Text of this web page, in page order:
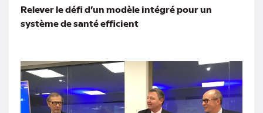
Relever le défi d’un modèle intégré pour un
système de santé efficient